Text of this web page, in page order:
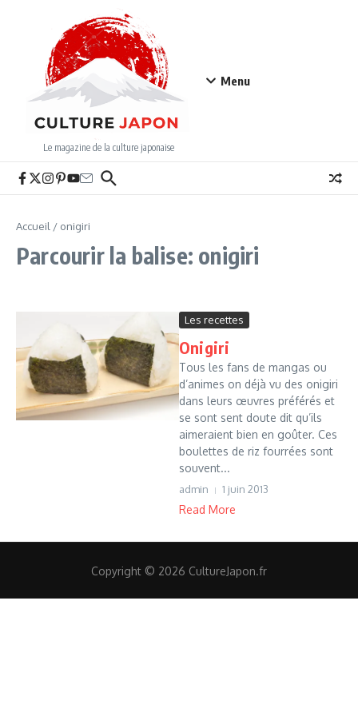
Le magazine de la culture japonaise
Menu
Accueil / onigiri
Parcourir la balise: onigiri
Les recettes
Onigiri
Tous les fans de mangas ou
d’animes on déjà vu des onigiri
dans leurs œuvres préférés et
se sont sent doute dit qu’ils
aimeraient bien en goûter. Ces
boulettes de riz fourrées sont
souvent...
admin 1 juin 2013
Read More